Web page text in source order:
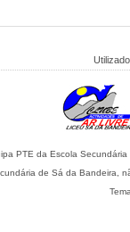
PTE da Escola
de Sá da Bandeira,